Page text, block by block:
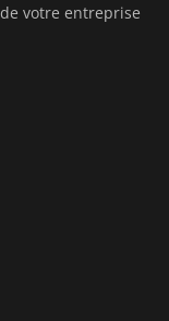
votre entreprise